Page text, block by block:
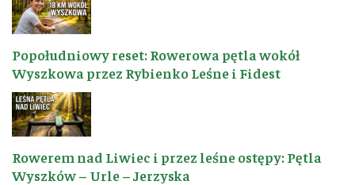
Popołudniowy reset: Rowerowa pętla wokół
Wyszkowa przez Rybienko Leśne i Fidest
Rowerem nad Liwiec i przez leśne ostępy: Pętla
Wyszków – Urle – Jerzyska